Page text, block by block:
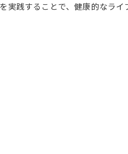
実践することで、健康的なラ